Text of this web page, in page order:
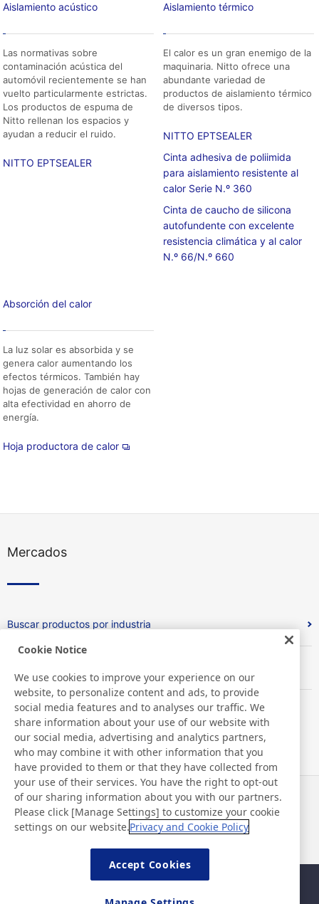
Aislamiento acústico
Las normativas sobre
contaminación acústica del
automóvil recientemente se han
vuelto particularmente estrictas.
Los productos de espuma de
Nitto rellenan los espacios y
ayudan a reducir el ruido.
NITTO EPTSEALER
Aislamiento térmico
El calor es un gran enemigo de la
maquinaria. Nitto ofrece una
abundante variedad de
productos de aislamiento térmico
de diversos tipos.
NITTO EPTSEALER
Cinta adhesiva de poliimida
para aislamiento resistente al
calor Serie N.º 360
Cinta de caucho de silicona
autofundente con excelente
resistencia climática y al calor
N.º 66/N.º 660
Absorción del calor
La luz solar es absorbida y se
genera calor aumentando los
efectos térmicos. También hay
hojas de generación de calor con
alta efectividad en ahorro de
energía.
Hoja productora de calor
Mercados
Buscar productos por industria
Noticias
Contacto
Preguntas frecuentes
Cookie Notice
We use cookies to improve your experience on our
website, to personalize content and ads, to provide
social media features and to analyses our traffic. We
share information about your use of our website with
our social media, advertising and analytics partners,
who may combine it with other information that you
have provided to them or that they have collected from
your use of their services. You have the right to opt-out
of our sharing information about you with our partners.
Please click [Manage Settings] to customize your cookie
settings on our website.Privacy and Cookie Policy
Accept Cookies